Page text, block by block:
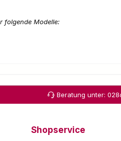
folgende Modelle:
Beratung unter:
Shopservice